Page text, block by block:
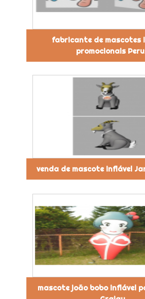
fabricante de mascotes
promocionais
venda de mascote inflável
mascote joão bobo inflável